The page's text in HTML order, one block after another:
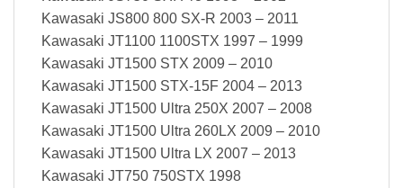
Kawasaki JS800 800 SX-R 2003 – 2011
Kawasaki JT1100 1100STX 1997 – 1999
Kawasaki JT1500 STX 2009 – 2010
Kawasaki JT1500 STX-15F 2004 – 2013
Kawasaki JT1500 Ultra 250X 2007 – 2008
Kawasaki JT1500 Ultra 260LX 2009 – 2010
Kawasaki JT1500 Ultra LX 2007 – 2013
Kawasaki JT750 750STX 1998